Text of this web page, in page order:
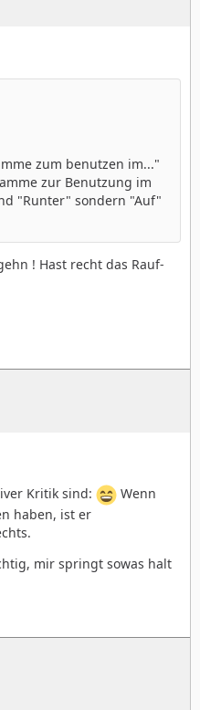
zum benutzen im..."
zur Benutzung im
"Runter" sondern "Auf"
! Hast recht das Rauf-
Kritik sind:
Wenn
haben, ist er
mir springt sowas halt